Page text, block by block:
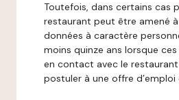
Toutefois, dans certains cas
restaurant peut être amené
données à caractère
moins quinze ans lorsque
en contact avec le
postuler à une offre d’emploi